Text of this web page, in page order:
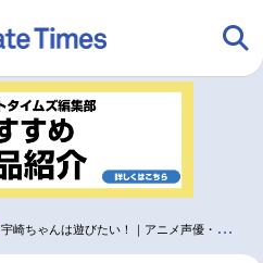
アニメ
宇崎ちゃんは遊びたい！｜アニメ声優・キャラクター・登場人物・動画配信情報・2020夏アニメ最新情報一覧